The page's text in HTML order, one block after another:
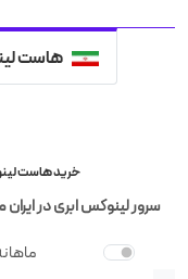
هاست
خرید هاست
سرور لینوکس ابری در